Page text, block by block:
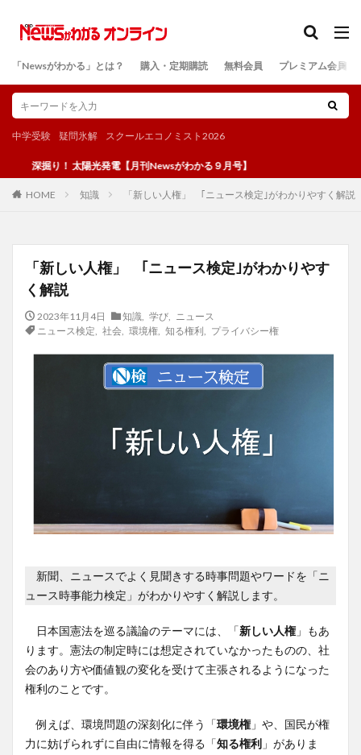
「Newsがわかる」とは？ 購入・定期購読 無料会員 プレミアム会員
中学受験 疑問氷解 スクールエコノミスト2026
り！ 太陽光発電【月刊Newsがわかる９月号】
HOME 知識 「新しい人権」 ｢ニュース検定｣がわかりやすく解説
「新しい人権」 ｢ニュース検定｣がわかりやす
く解説
2023年11月4日 知識 学び
ニュース
ニュース検定
社会, 環境権, 知る権利 プライバシー権
新聞、ニュースでよく見聞きする時事問題やワードを「ニ
ュース時事能力検定」がわかりやすく解説します。
日本国憲法を巡る議論のテーマには、「新しい人権」もあ
ります。憲法の制定時には想定されていなかったものの、社
会のあり方や価値観の変化を受けて主張されるようになった
権利のことです。
例えば、環境問題の深刻化に伴う「環境権」や、国民が権
力に妨げられずに自由に情報を得る「知る権利 」がありま
検索